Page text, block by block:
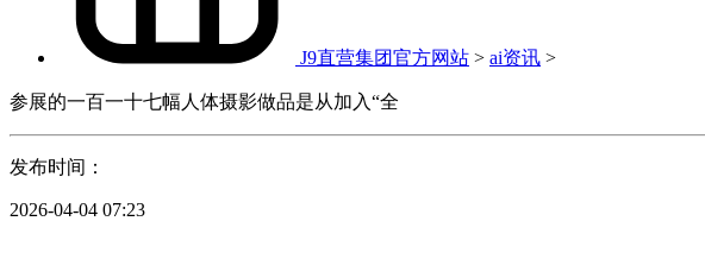
J9直营集团官方网站 > ai资讯 >
参展的一百一十七幅人体摄影做品是从加入“全
发布时间：
2026-04-04 07:23